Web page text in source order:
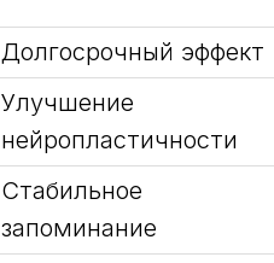
Долгосрочный эффект
Улучшение
нейропластичности
Стабильное
запоминание